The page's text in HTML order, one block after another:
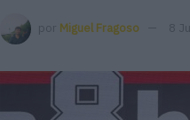
por Miguel Fragoso 8